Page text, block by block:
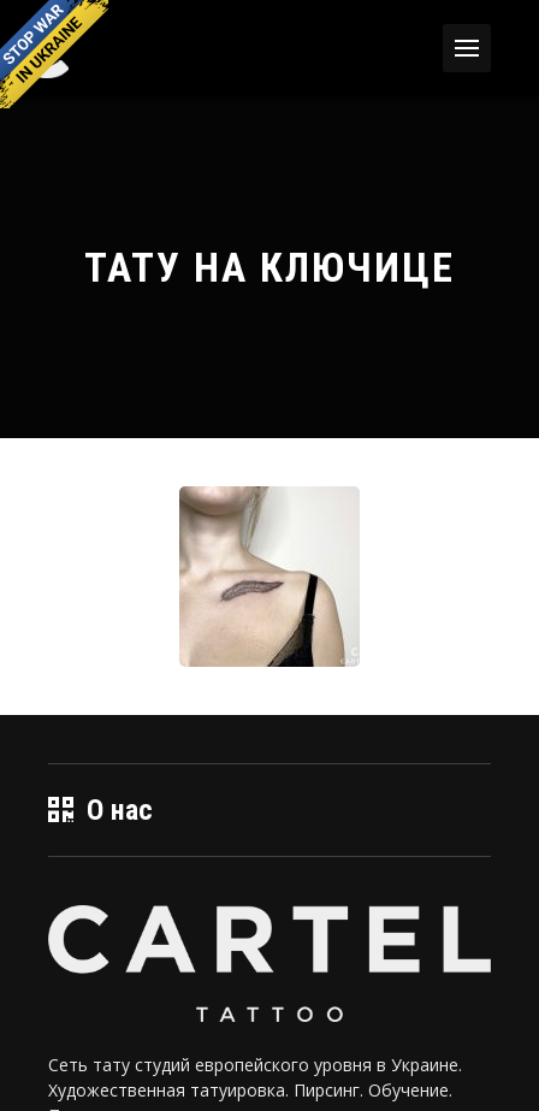
ТАТУ НА КЛЮЧИЦЕ
О нас
Сеть тату студий европейского уровня в Украине.
Художественная татуировка. Пирсинг. Обучение.